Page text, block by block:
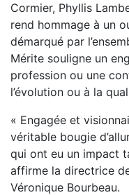
Cormier, Phyllis
rend hommage à un
démarqué par
Mérite souligne un
profession ou une
l’évolution ou à la
« Engagée et
véritable bougie
qui ont eu un impact
affirme la directrice
Véronique Bourbeau.